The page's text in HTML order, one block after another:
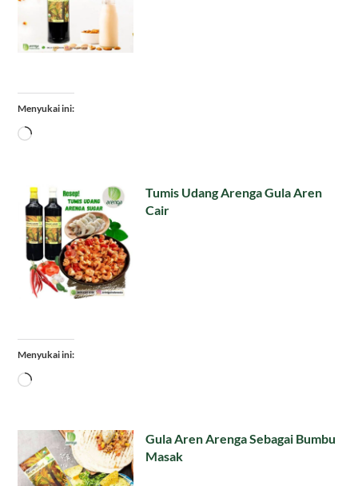
Menyukai ini:
Memuat...
Tumis Udang Arenga Gula Aren
Cair
Menyukai ini:
Memuat...
Gula Aren Arenga Sebagai Bumbu
Masak